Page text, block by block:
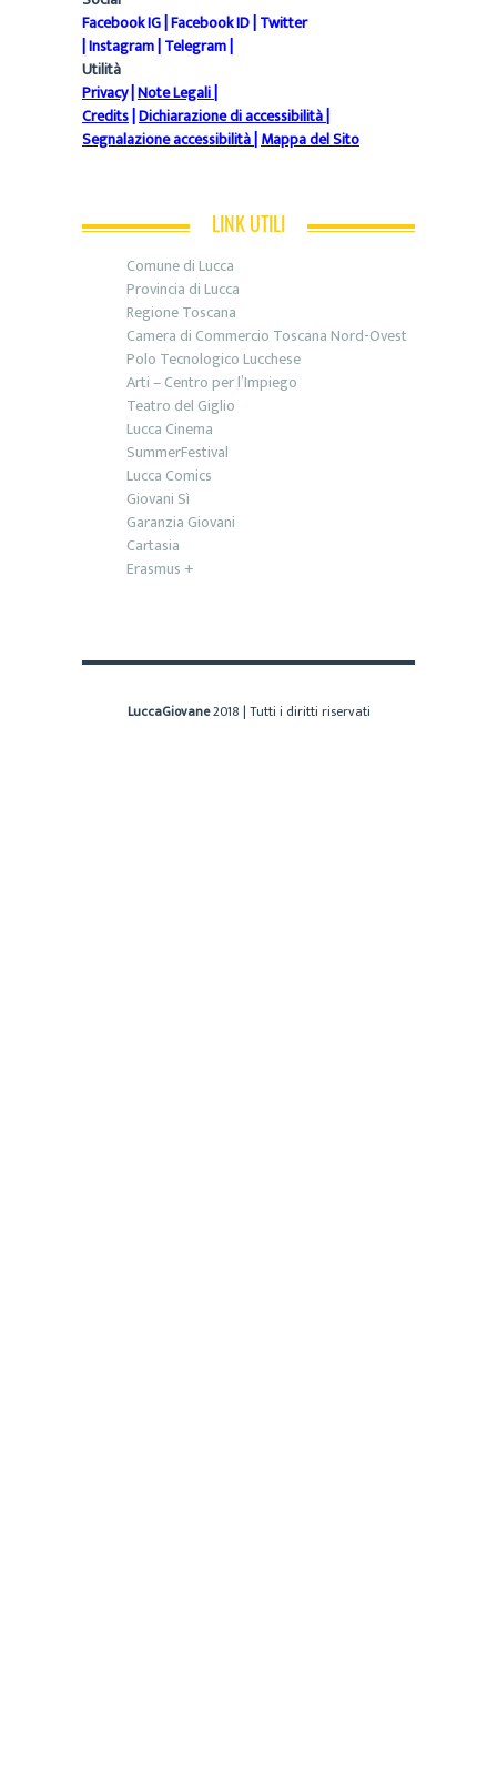
Facebook IG|Facebook ID|Twitter
|Instagram|Telegram|
Utilità
Privacy|Note Legali|
Credits|Dichiarazione di accessibilità|
Segnalazione accessibilità|Mappa del Sito
LINK UTILI
Comune di Lucca
Provincia di Lucca
Regione Toscana
Camera di Commercio Toscana Nord-Ovest
Polo Tecnologico Lucchese
Arti – Centro per l’Impiego
Teatro del Giglio
Lucca Cinema
SummerFestival
Lucca Comics
Giovani Sì
Garanzia Giovani
Cartasia
Erasmus +
LuccaGiovane2018 | Tutti i diritti riservati